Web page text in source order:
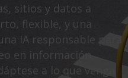
sitios y datos a
flexible, y una
IA responsable para
en información,
a lo que venga